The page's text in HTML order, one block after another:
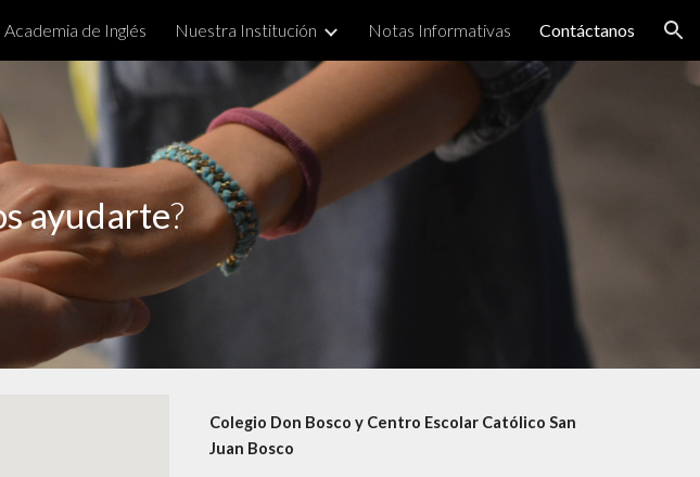
Skip to navigation
Academia de Inglés Nuestra Institución Notas Informativas Contáctanos
ayudarte?
Colegio Don Bosco y Centro Escolar Católico San
Juan Bosco